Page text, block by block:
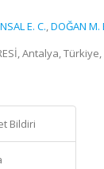
E. C.,DOĞAN M.
Antalya,
Bildiri